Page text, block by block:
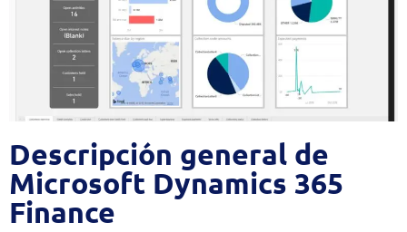
Descripción general de
Microsoft Dynamics 365
Finance